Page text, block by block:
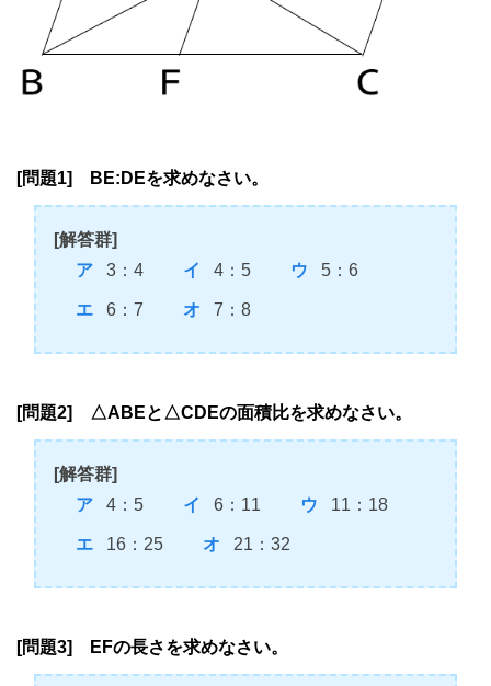
[問題1] BE:DEを求めなさい。
[解答群]
3：4
4：5 5：6
6：7 7：8
[問題2] △ABEと△CDEの面積比を求めなさい。
[解答群]
4：5
6：11 11：18
16：25 21：32
[問題3] EFの長さを求めなさい。